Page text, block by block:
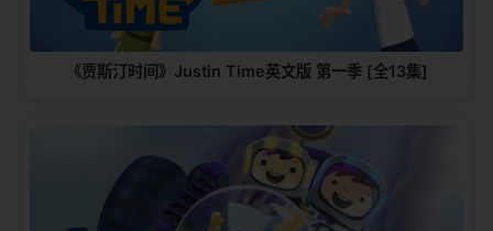
《贾斯汀时间》Justin Time英文版 第一季 [全13集]